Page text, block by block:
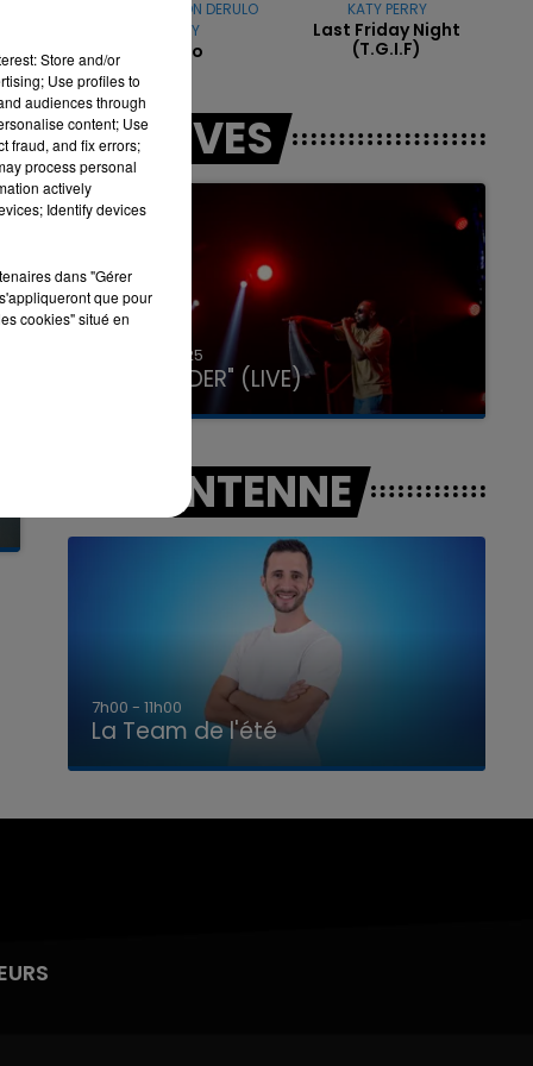
7h00 - 11h00
LA TEAM DE L'ÉTÉ
DJ GOJA & JASON DERULO
& MELODY
Mi Chico
KATY PERRY
Last Friday Night
(t.g.i.f)
LES LIVES
31 janvier 2025
GIMS "SPIDER" (LIVE)
A L'ANTENNE
7h00 - 11h00
La Team de l'été
Store and/or
Use profiles to
audiences through
content; Use
fraud, and fix errors;
process personal
actively
Identify devices
dans "Gérer
que pour
cookies" situé en